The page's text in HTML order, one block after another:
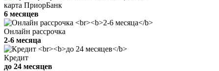
карта ПриорБанк
6 месяцев
Онлайн рассрочка
2-6 месяца
Кредит
до 24 месяцев